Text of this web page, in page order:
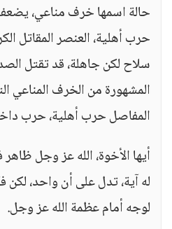
حالة اسمها خرف مناعي،
حرب أهلية، العنصر المقاتل
سلاح لكن جاهلة، قد تقتل
المشهورة من الخرف المناعي
المفاصل حرب أهلية، حرب
أيها الأخوة، الله عز وجل
له آية، تدل على أن واحد،
لوجه أمام عظمة الله عز وجل.